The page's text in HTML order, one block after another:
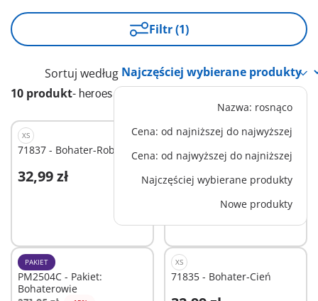
Filtr (1)
10 produkt- heroes
Sortuj według
Nazwa: rosnąco
Cena: od najniższej do najwyższej
Cena: od najwyższej do najniższej
Najczęściej wybierane produkty
Nowe produkty
XS
71837 - Bohater-Robot
32,99 zł
Dodaj do koszyka
PAKIET
PM2504D - Pakiet:
Odkrycie kart
624,97 zł -15%
Dodaj do koszyka
PAKIET
PM2504C - Pakiet:
Bohaterowie
XS
71835 - Bohater-Cień